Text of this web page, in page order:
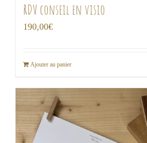
RDV conseil en visio
190,00€
Ajouter au panier